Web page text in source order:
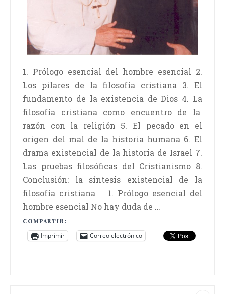
1. Prólogo esencial del hombre esencial 2.
Los pilares de la filosofía cristiana 3. El
fundamento de la existencia de Dios 4. La
filosofía cristiana como encuentro de la
razón con la religión 5. El pecado en el
origen del mal de la historia humana 6. El
drama existencial de la historia de Israel 7.
Las pruebas filosóficas del Cristianismo 8.
Conclusión: la síntesis existencial de la
filosofía cristiana 1. Prólogo esencial del
hombre esencial No hay duda de …
COMPARTIR:
Imprimir Correo electrónico